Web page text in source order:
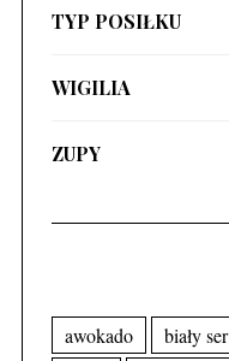
TYP POSIŁKU
WIGILIA
ZUPY
awokado biały ser